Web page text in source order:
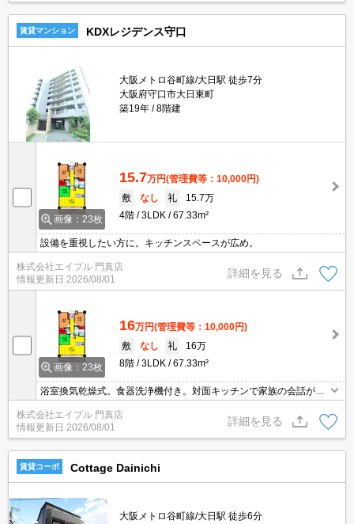
賃貸マンション KDXレジデンス守口
大阪メトロ谷町線/大日駅 徒歩7分
大阪府守口市大日東町
築19年
8階建
画像：23枚
15.7万円(管理費等：10,000円)
敷
なし 礼
15.7万
4階
3LDK 67.33m²
設備を重視したい方に。キッチンスペースが広め。
株式会社エイブル 門真店
情報更新日 2026/08/01
詳細を見る
画像：23枚
16万円(管理費等：10,000円)
敷
なし 礼
16万
8階
3LDK 67.33m²
浴室換気乾燥式。食器洗浄機付き。対面キッチンで家族の会話がは
じみますね。最上階。保証会社加入要(85,000円:プラン一例)。
株式会社エイブル 門真店
情報更新日 2026/08/01
詳細を見る
賃貸コーポ Cottage Dainichi
大阪メトロ谷町線/大日駅 徒歩6分